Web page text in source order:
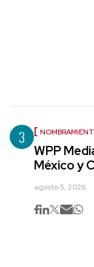
3
WPP
México y
agosto 5, 2026